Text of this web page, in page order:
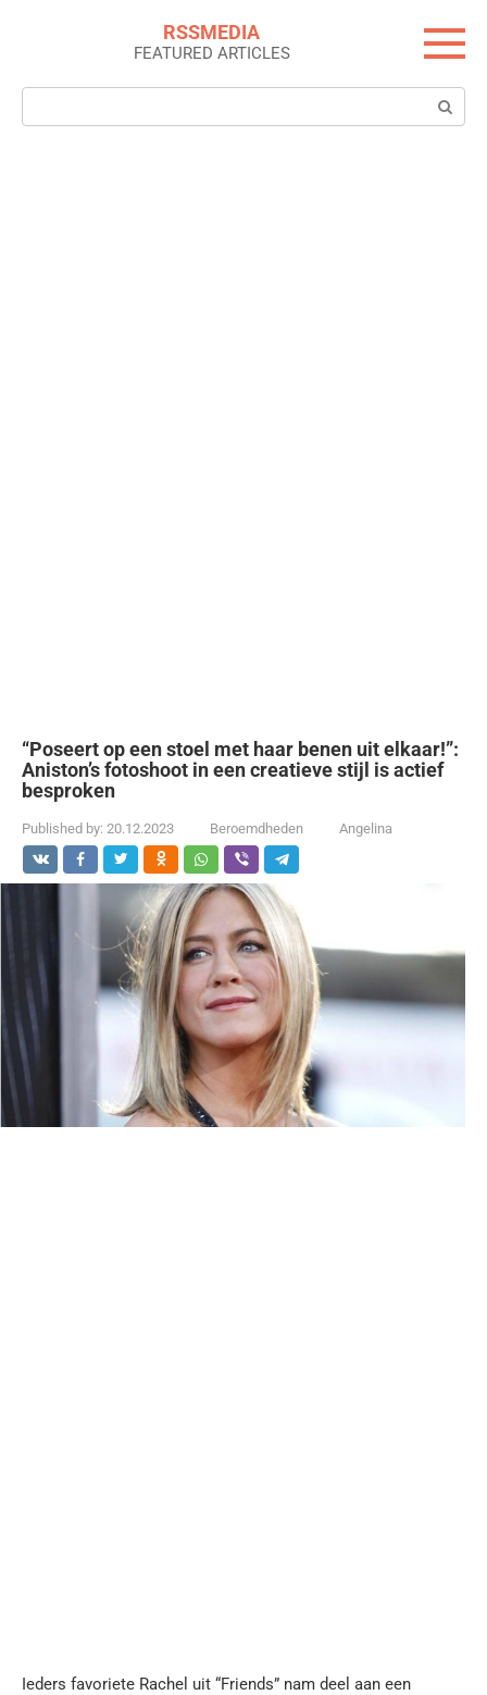
RSSMEDIA
FEATURED ARTICLES
Search:
“Poseert op een stoel met haar benen uit elkaar!”:
Aniston’s fotoshoot in een creatieve stijl is actief
besproken
Published by: 20.12.2023 Beroemdheden Angelina
Ieders favoriete Rachel uit “Friends” nam deel aan een